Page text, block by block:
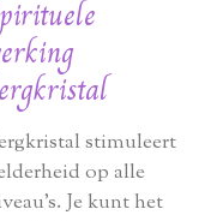
stimuleert
op alle
Je kunt het